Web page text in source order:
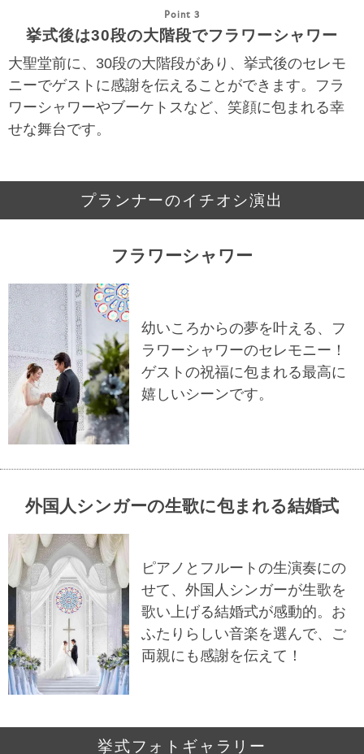
Point 3
挙式後は30段の大階段でフラワーシャワー
大聖堂前に、30段の大階段があり、挙式後のセレモ
ニーでゲストに感謝を伝えることができます。フラ
ワーシャワーやブーケトスなど、笑顔に包まれる幸
せな舞台です。
プランナーのイチオシ演出
フラワーシャワー
幼いころからの夢を叶える、フ
ラワーシャワーのセレモニー！
ゲストの祝福に包まれる最高に
嬉しいシーンです。
外国人シンガーの生歌に包まれる結婚式
ピアノとフルートの生演奏にの
せて、外国人シンガーが生歌を
歌い上げる結婚式が感動的。お
ふたりらしい音楽を選んで、ご
両親にも感謝を伝えて！
挙式フォトギャラリー